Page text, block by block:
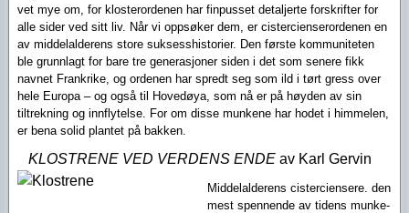
vet mye om, for klosterordenen har finpusset detaljerte forskrifter for
alle sider ved sitt liv. Når vi oppsøker dem, er cistercienserordenen en
av middelalderens store suksess­historier. Den første kommuni­teten
ble grunnlagt for bare tre genera­sjoner siden i det som senere fikk
navnet Frankrike, og ordenen har spredt seg som ild i tørt gress over
hele Europa – og også til Hovedøya, som nå er på høyden av sin
tiltrekning og innflytelse. For om disse munkene har hodet i himmelen,
er bena solid plantet på bakken.
KLOSTRENE VED VERDENS ENDE av Karl Gervin
Middelalderens cisterciensere. den
mest spennende av tidens munke-